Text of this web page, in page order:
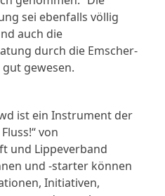
sei ebenfalls völlig
auch die
durch die Emscher-
gewesen.
ist ein Instrument der
von
und Lippeverband
und -starter können
Initiativen,